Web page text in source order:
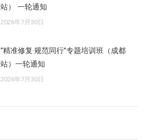
站） 一轮通知
2026年7月30日
“精准修复·规范同行”专题培训班（成都
站）一轮通知
2026年7月30日